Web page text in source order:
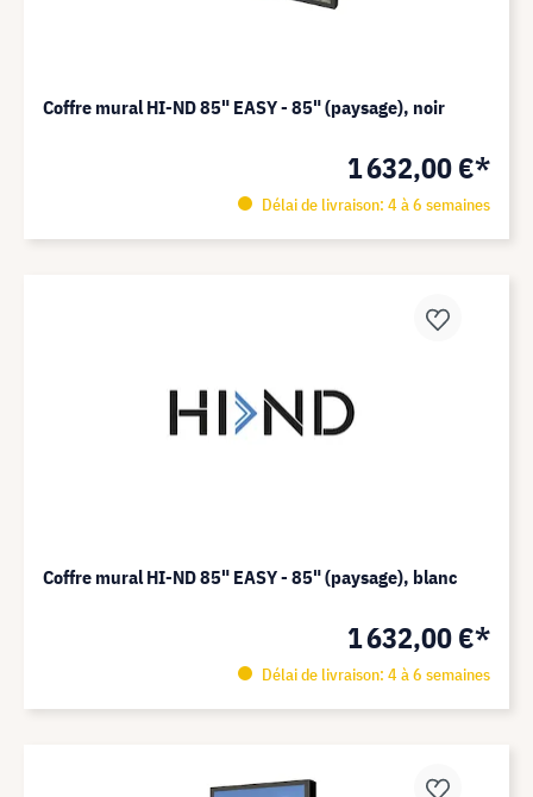
Coffre mural HI-ND 85" EASY - 85" (paysage), noir
1 632,00 €*
Délai de livraison: 4 à 6 semaines
Coffre mural HI-ND 85" EASY - 85" (paysage), blanc
1 632,00 €*
Délai de livraison: 4 à 6 semaines